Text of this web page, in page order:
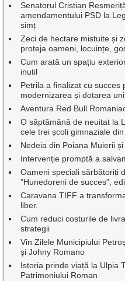
Senatorul Cristian
amendamentului PSD la
simț
Zeci de hectare mistuite și
proteja oameni, locuințe,
Cum arată un spațiu
inutil
Petrila a finalizat cu succes
modernizarea și dotarea
Aventura Red Bull
O săptămână de neuitat la
cele trei școli gimnaziale
Nedeia din Poiana Muierii
Intervenție promptă a
Oameni speciali sărbătoriți
”Hunedoreni de succes”,
Caravana TIFF a
liber.
Cum reduci costurile de
strategii
Vin Zilele Municipiului
și Johny Romano
Istoria prinde viață la Ulpia
Patrimoniului Roman